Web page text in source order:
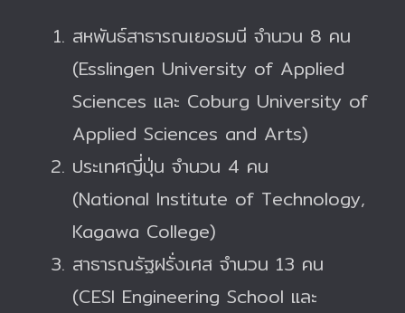
สหพันธ์สาธารณเยอรมนี จำนวน 8 คน
(Esslingen University of Applied
Sciences และ Coburg University of
Applied Sciences and Arts)
ประเทศญี่ปุ่น จำนวน 4 คน
(National Institute of Technology,
Kagawa College)
สาธารณรัฐฝรั่งเศส จำนวน 13 คน
(CESI Engineering School และ